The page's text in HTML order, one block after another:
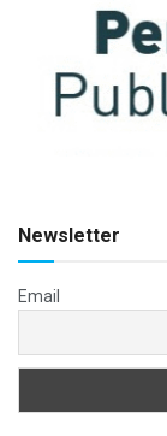
Newsletter
Email